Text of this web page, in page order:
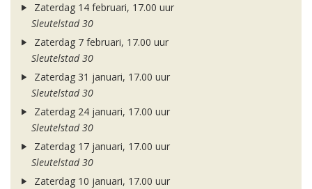
Zaterdag 14 februari, 17.00 uur
Sleutelstad 30
Zaterdag 7 februari, 17.00 uur
Sleutelstad 30
Zaterdag 31 januari, 17.00 uur
Sleutelstad 30
Zaterdag 24 januari, 17.00 uur
Sleutelstad 30
Zaterdag 17 januari, 17.00 uur
Sleutelstad 30
Zaterdag 10 januari, 17.00 uur